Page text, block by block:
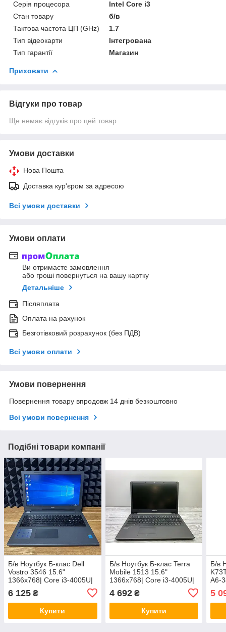
Серія процесора
Intel Core i3
Стан товару
б/в
Тактова частота ЦП (GHz)
1.7
Тип відеокарти
Інтегрована
Тип гарантії
Магазин
Приховати
Відгуки про товар
Ще немає відгуків про цей товар
Умови доставки
Нова Пошта
Доставка кур'єром за адресою
Всі умови доставки
Умови оплати
Ви отримаєте замовлення
або гроші повернуться на вашу картку
Детальніше
Післяплата
Оплата на рахунок
Безготівковий розрахунок (без ПДВ)
Всі умови оплати
Умови повернення
Повернення товару впродовж 14 днів безкоштовно
Всі умови повернення
Подібні товари компанії
Б/в Ноутбук Б-клас Dell
Vostro 3546 15.6"
1366x768| Core i3-4005U|
8 GB RAM| 128 GB SSD|
HD 4400
6 125 ₴
Купити
Б/в Ноутбук Б-клас Terra
Mobile 1513 15.6"
1366x768| Core i3-4005U|
4 GB RAM| 120 GB SSD|
HD 4400| Без АКБ
4 692₴
Купити
Б/в
A6-
5